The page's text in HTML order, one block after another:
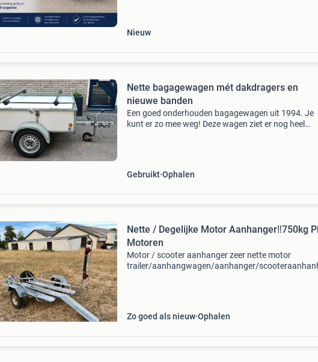
Nieuw
Nette bagagewagen mét dakdragers en
nieuwe banden
Een goed onderhouden bagagewagen uit 1994. Je
kunt er zo mee weg! Deze wagen ziet er nog heel
Gebruikt Ophalen
Nette / Degelijke Motor Aanhanger‼️750kg
Motoren
Motor / scooter aanhanger zeer nette motor
trailer/aanhangwagen/aanhanger/
Zo goed als nieuw Ophalen